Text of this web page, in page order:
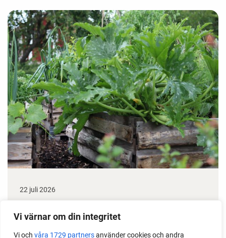
Vi värnar om din integritet
Vi och våra 1729 partnersanvänder cookies och andra
22 juli 2026